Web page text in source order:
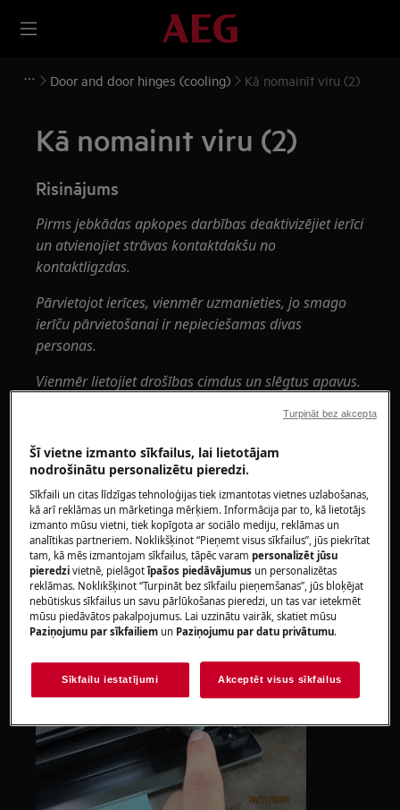
Door and door hinges (cooling) Kā nomainīt viru (2)
Kā nomainīt viru (2)
Risinājums
Pirms jebkādas apkopes darbības deaktivizējiet ierīci
un atvienojiet strāvas kontaktdakšu no
kontaktligzdas.
Pārvietojot ierīces, vienmēr uzmanieties, jo smago
ierīču pārvietošanai ir nepieciešamas divas
personas.
Vienmēr lietojiet drošības cimdus un slēgtus apavus.
Lūdzu, ņemiet vērā, ka, veicot nepareizu remontu,
drošības sekas
Kā nomainīt durvju eņģi
1) Nospiediet durvju bloķēšanu abās pusēs
Šī vietne izmanto sīkfailus, lai lietotājam
nodrošinātu personalizētu pieredzi.
Sīkfaili un citas līdzīgas tehnoloģijas tiek izmantotas vietnes uzlabošanas,
kā arī reklāmas un mārketinga mērķiem. Informācija par to, kā lietotājs
izmanto mūsu vietni, tiek kopīgota ar sociālo mediju, reklāmas un
analītikas partneriem. Noklikšķinot “Pieņemt visus sīkfailus”, jūs piekrītat
tam, kā mēs izmantojam sīkfailus, tāpēc varampersonalizēt jūsu
pieredzivietnē, pielāgotīpašos piedāvājumus un personalizētas
reklāmas. Noklikšķinot “Turpināt bez sīkfailu pieņemšanas”, jūs bloķējat
nebūtiskus sīkfailus un savu pārlūkošanas pieredzi, un tas var ietekmēt
mūsu piedāvātos pakalpojumus. Lai uzzinātu vairāk, skatiet mūsu
Paziņojumu par sīkfailiem un Paziņojumu par datu privātumu.
Sīkfailu iestatījumi Akceptēt visus sīkfailus
Turpināt bez akcepta